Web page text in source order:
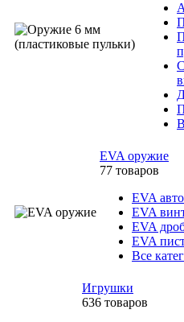
EVA оружие
77 товаров
EVA
EVA
EVA
EVA
Все
Игрушки
636 товаров